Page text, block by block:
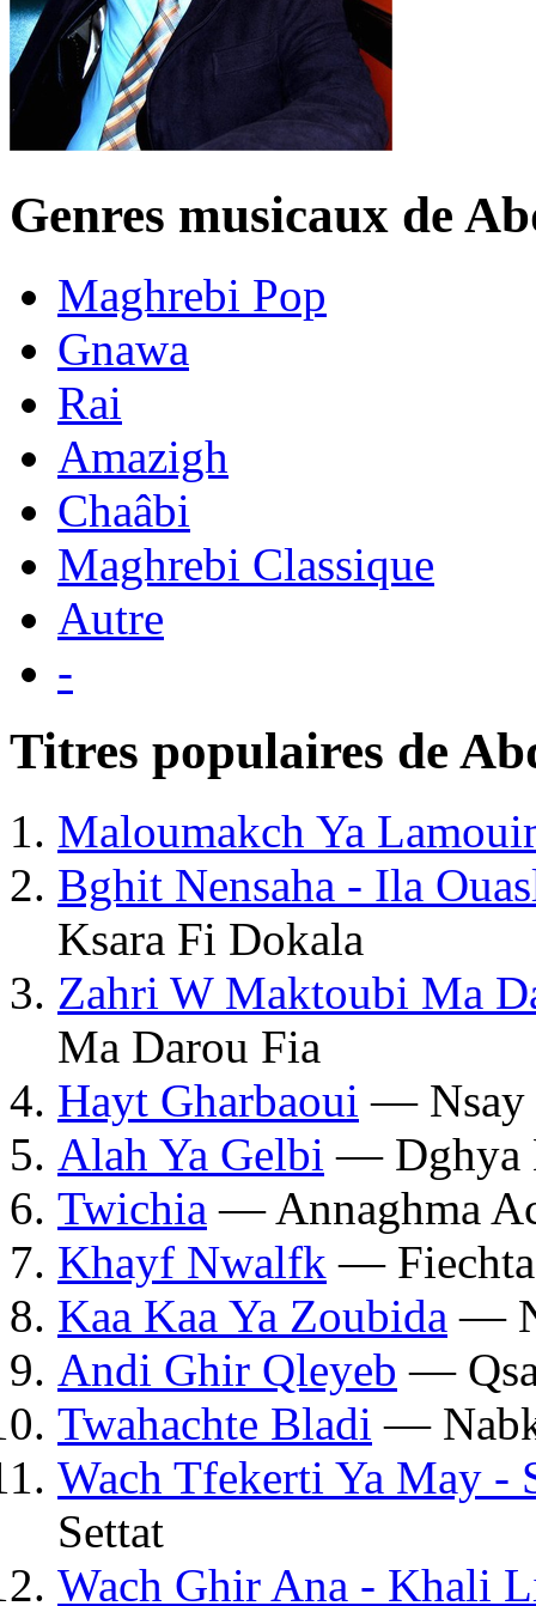
Genres musicaux de
Maghrebi Pop
Gnawa
Rai
Amazigh
Chaâbi
Maghrebi Classique
Autre
-
Titres populaires de
Maloumakch Ya
Bghit Nensaha - Ila
Ksara Fi Dokala
Zahri W Maktoubi Ma
Ma Darou Fia
Hayt Gharbaoui — Nsay
Alah Ya Gelbi — Dghya
Twichia — Annaghma
Khayf Nwalfk — Fiechta
Kaa Kaa Ya Zoubida —
Andi Ghir Qleyeb —
Twahachte Bladi —
Wach Tfekerti Ya May -
Settat
Wach Ghir Ana - Khali